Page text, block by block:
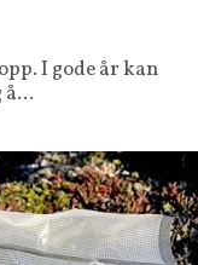
I gode år kan